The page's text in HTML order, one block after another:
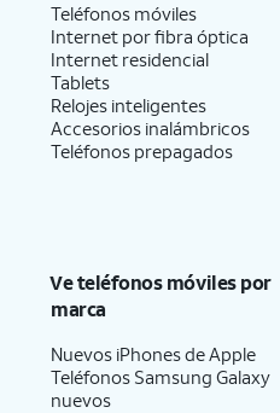
Teléfonos móviles
Internet por fibra óptica
Internet residencial
Tablets
Relojes inteligentes
Accesorios inalámbricos
Teléfonos prepagados
Ve teléfonos móviles por
marca
Nuevos iPhones de Apple
Teléfonos Samsung Galaxy
nuevos